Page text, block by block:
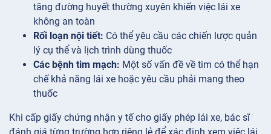
tăng đường huyết thường xuyên khiến việc lái xe
không an toàn
Rối loạn nội tiết: Có thể yêu cầu các chiến lược quản
lý cụ thể và lịch trình dùng thuốc
Các bệnh tim mạch: Một số vấn đề về tim có thể hạn
chế khả năng lái xe hoặc yêu cầu phải mang theo
thuốc
Khi cấp giấy chứng nhận y tế cho giấy phép lái xe, bác sĩ